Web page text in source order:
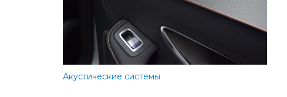
Акустические системы